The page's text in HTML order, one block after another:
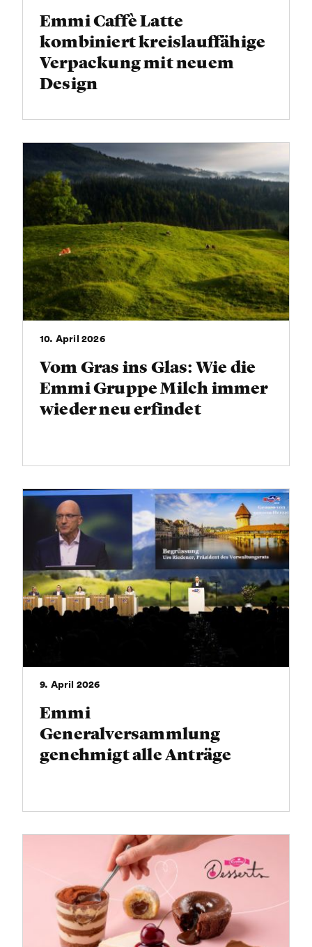
Emmi Caffè Latte
kombiniert kreislauffähige
Verpackung mit neuem
Design
10. April 2026
Vom Gras ins Glas: Wie die
Emmi Gruppe Milch immer
wieder neu erfindet
9. April 2026
Emmi
Generalversammlung
genehmigt alle Anträge